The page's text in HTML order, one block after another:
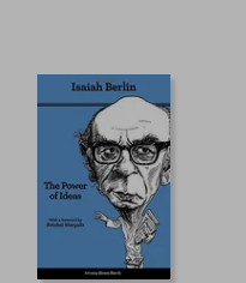
50%
dcto. $